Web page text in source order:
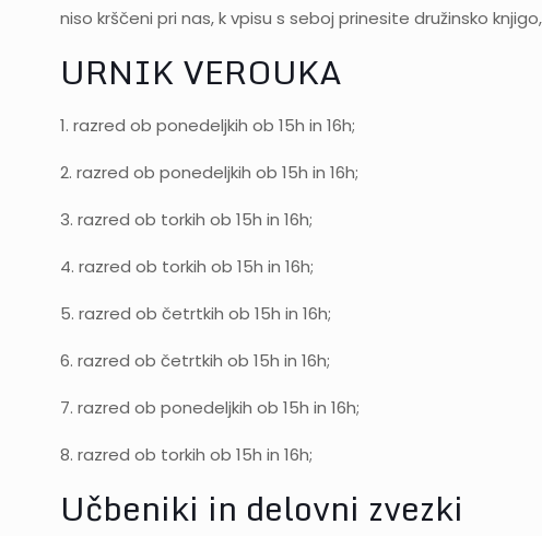
niso krščeni pri nas, k vpisu s seboj prinesite družinsko
URNIK VEROUKA
1. razred ob ponedeljkih ob 15h in 16h;
2. razred ob ponedeljkih ob 15h in 16h;
3. razred ob torkih ob 15h in 16h;
4. razred ob torkih ob 15h in 16h;
5. razred ob četrtkih ob 15h in 16h;
6. razred ob četrtkih ob 15h in 16h;
7. razred ob ponedeljkih ob 15h in 16h;
8. razred ob torkih ob 15h in 16h;
Učbeniki in delovni zvezki